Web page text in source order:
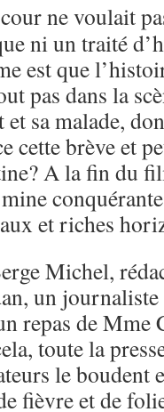
ne voulait
ni un traité
est que
pas dans la
sa malade,
cette brève et
A la fin du
et riches
Michel,
un
repas de Mme
toute la
le boudent
fièvre et de